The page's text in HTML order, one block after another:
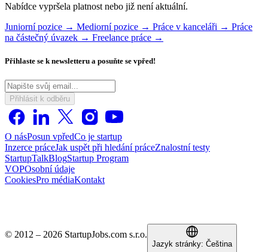
Nabídce vypršela platnost nebo již není aktuální.
Juniorní pozice → Mediorní pozice → Práce v kanceláři → Práce
na částečný úvazek → Freelance práce →
Přihlaste se k newsletteru a posuňte se vpřed!
Přihlásit k odběru
O násPosun vpředCo je startup
Inzerce práceJak uspět při hledání práceZnalostní testy
StartupTalkBlogStartup Program
VOPOsobní údaje
CookiesPro médiaKontakt
© 2012 – 2026 StartupJobs.com s.r.o.
Jazyk stránky: Čeština